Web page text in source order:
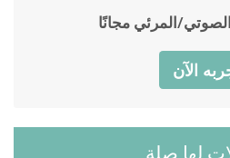
المرئي مجانًا
الآن
لها صلة